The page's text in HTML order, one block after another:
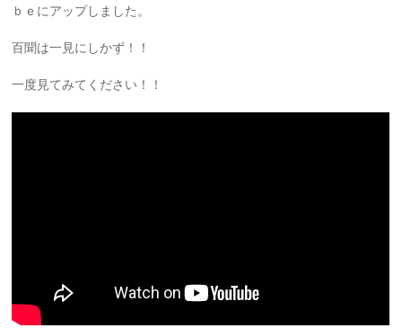
ｂｅにアップしました。
百聞は一見にしかず！！
一度見てみてください！！